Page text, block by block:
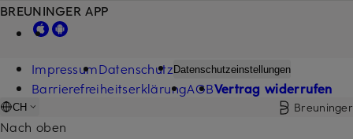
BREUNINGER APP
ImpressumDatenschutzDatenschutzeinstellungen
BarrierefreiheitserklärungAGBVertrag widerrufen
CH Breuninger
Nach oben